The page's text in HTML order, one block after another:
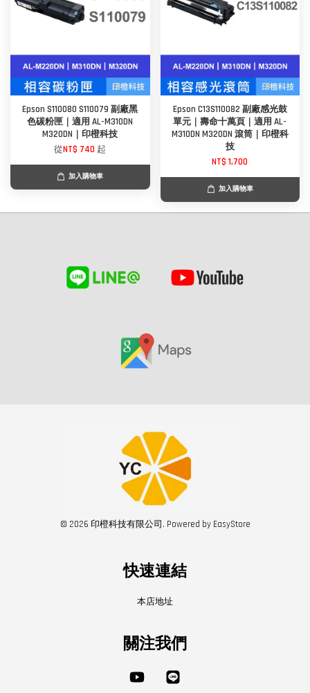
Epson S110080 S110079 副廠黑
色碳粉匣｜適用 AL-M310DN
M320DN｜印橙科技
從NT$ 740 起
加入購物車
Epson C13S110082 副廠感光鼓
單元｜壽命十萬頁｜適用 AL-
M310DN M320DN 滾筒｜印橙科
技
NT$ 1,700
加入購物車
© 2026 印橙科技有限公司. Powered by EasyStore
快速連結
本店地址
關注我們
YouTube